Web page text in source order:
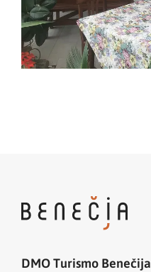
DMO Turismo Benečija